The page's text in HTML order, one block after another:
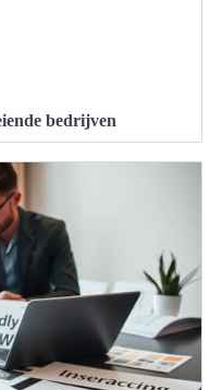
bedrijven